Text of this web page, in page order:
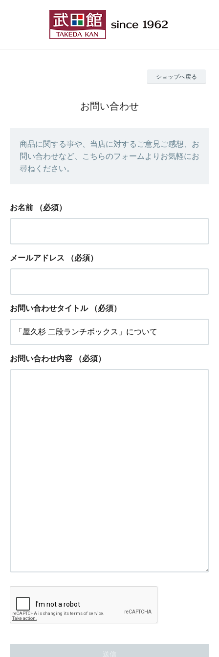
ショップへ戻る
お問い合わせ
商品に関する事や、当店に対するご意見ご感想、お
問い合わせなど、こちらのフォームよりお気軽にお
尋ねください。
お名前 （必須）
メールアドレス （必須）
お問い合わせタイトル （必須）
お問い合わせ内容 （必須）